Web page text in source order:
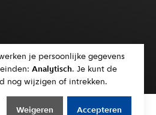
je persoonlijke gegevens
Analytisch. Je kunt de
nog wijzigen of intrekken.
Weigeren Accepteren